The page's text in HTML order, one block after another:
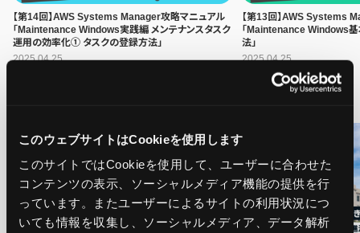
このウェブサイトはCookieを使用します
このサイトではCookieを使用して、ユーザーに合わせた
コンテンツの表示、ソーシャルメディア機能の提供を行
っています。またユーザーによるサイトの利用状況につ
いても情報を収集し、ソーシャルメディア、データ解析
【第14回】AWS Systems Manager攻略マニュアル
「Maintenance Windows実践編 メンテナンスタスク
運用の効率化① タスクの登録方法」
2025.04.25
【第13回】AWS Systems
「Maintenance Windows基
法」
2025.04.25